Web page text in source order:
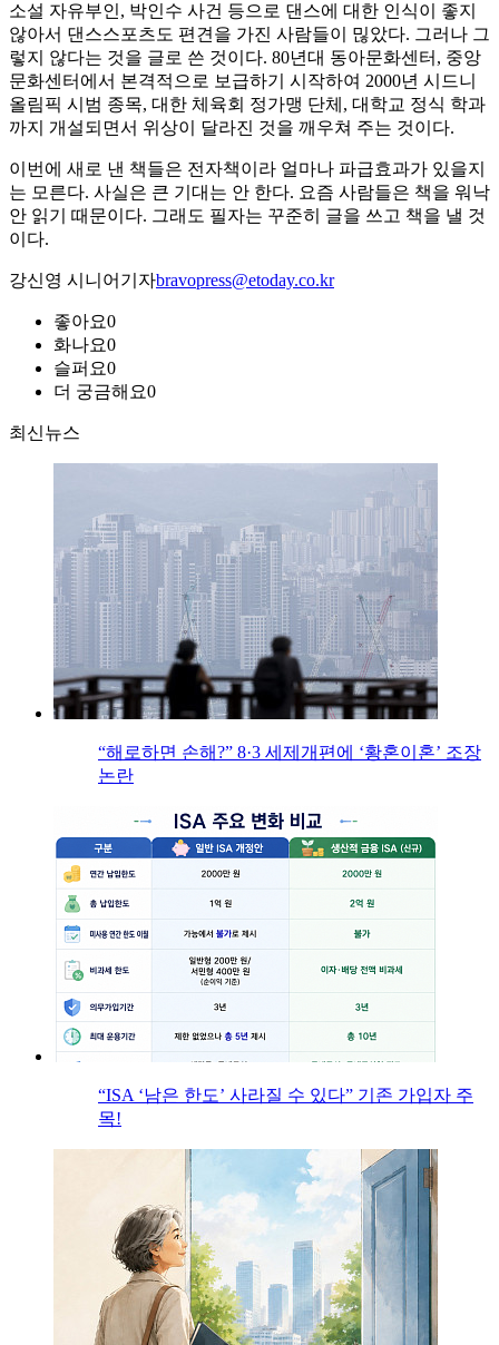
소설 자유부인, 박인수 사건 등으로 댄스에 대한 인식이 좋지
않아서 댄스스포츠도 편견을 가진 사람들이 믾았다. 그러나 그
렇지 않다는 것을 글로 쓴 것이다. 80년대 동아문화센터, 중앙
문화센터에서 본격적으로 보급하기 시작하여 2000년 시드니
올림픽 시범 종목, 대한 체육회 정가맹 단체, 대학교 정식 학과
까지 개설되면서 위상이 달라진 것을 깨우쳐 주는 것이다.
이번에 새로 낸 책들은 전자책이라 얼마나 파급효과가 있을지
는 모른다. 사실은 큰 기대는 안 한다. 요즘 사람들은 책을 워낙
안 읽기 때문이다. 그래도 필자는 꾸준히 글을 쓰고 책을 낼 것
이다.
강신영 시니어기자bravopress@etoday.co.kr
좋아요0
화나요0
슬퍼요0
더 궁금해요0
최신뉴스
“해로하면 손해?” 8·3 세제개편에 ‘황혼이혼’ 조장
논란
“ISA ‘남은 한도’ 사라질 수 있다” 기존 가입자 주
목!